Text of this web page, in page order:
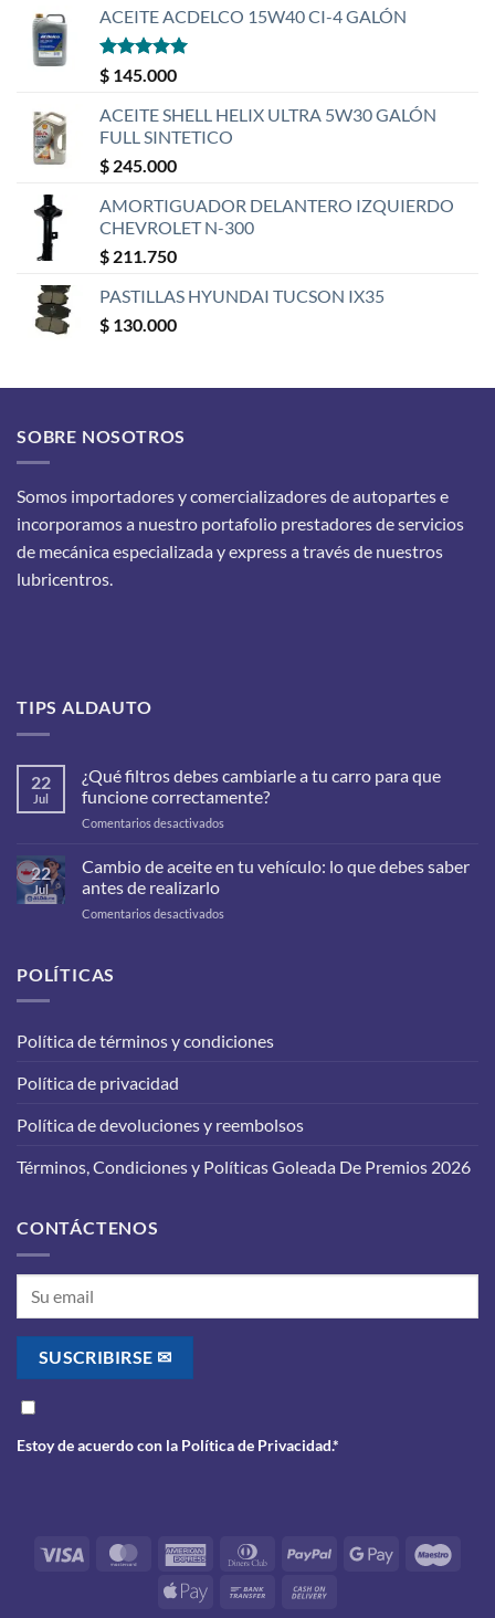
ACEITE ACDELCO 15W40 CI-4 GALÓN
Valorado
con
$ 145.000
ACEITE SHELL HELIX ULTRA 5W30 GALÓN
FULL SINTETICO
$ 245.000
AMORTIGUADOR DELANTERO IZQUIERDO
CHEVROLET N-300
$ 211.750
PASTILLAS HYUNDAI TUCSON IX35
$ 130.000
SOBRE NOSOTROS
Somos importadores y comercializadores de autopartes e
incorporamos a nuestro portafolio prestadores de servicios
de mecánica especializada y express a través de nuestros
lubricentros.
TIPS ALDAUTO
22
Jul
¿Qué filtros debes cambiarle a tu carro para que
funcione correctamente?
Comentarios desactivados
filtros
debes
a
22
Jul
Cambio de aceite en tu vehículo: lo que debes saber
antes de realizarlo
Comentarios desactivados
lo
POLÍTICAS
Política de términos y condiciones
Política de privacidad
Política de devoluciones y reembolsos
Términos, Condiciones y Políticas Goleada De Premios 2026
CONTÁCTENOS
Estoy de acuerdo con la Política de Privacidad.*
Visa MasterCardAmerican
Dinners PayPal
Google
Apple
Bank